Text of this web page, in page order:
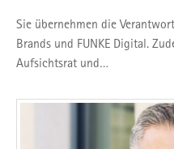
Sie übernehmen die
Brands und FUNKE Digital.
Aufsichtsrat und…